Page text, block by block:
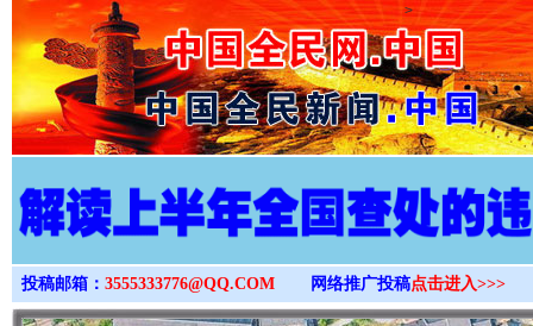
>
投稿邮箱： 3555333776@QQ.COM 网络推广投稿点击进入>>>